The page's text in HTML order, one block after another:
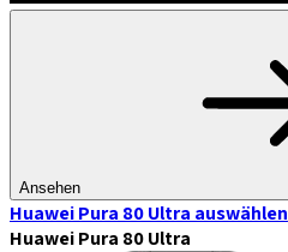
Ansehen
Huawei Pura 80 Ultra auswählen
Huawei Pura 80 Ultra